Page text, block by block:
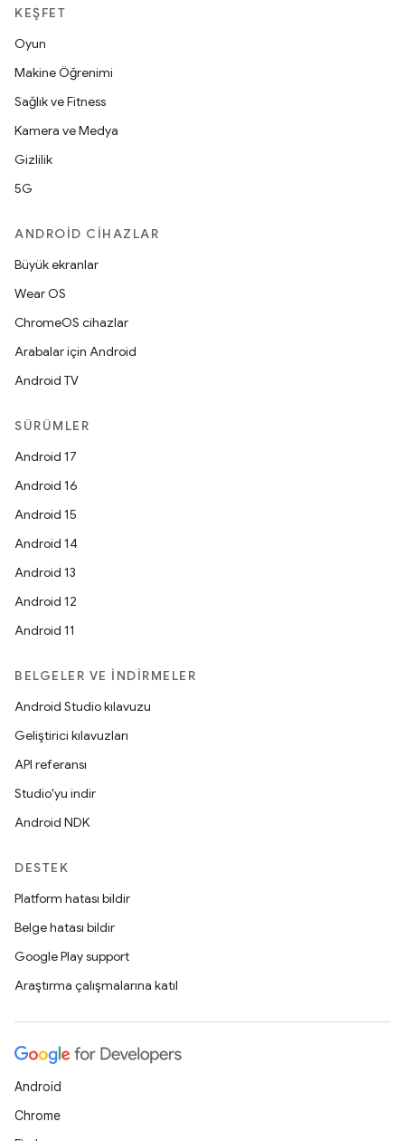
KEŞFET
Oyun
Makine Öğrenimi
Sağlık ve Fitness
Kamera ve Medya
Gizlilik
5G
ANDROID CIHAZLAR
Büyük ekranlar
Wear OS
ChromeOS cihazlar
Arabalar için Android
Android TV
SÜRÜMLER
Android 17
Android 16
Android 15
Android 14
Android 13
Android 12
Android 11
BELGELER VE İNDIRMELER
Android Studio kılavuzu
Geliştirici kılavuzları
API referansı
Studio'yu indir
Android NDK
DESTEK
Platform hatası bildir
Belge hatası bildir
Google Play support
Araştırma çalışmalarına katıl
Android
Chrome